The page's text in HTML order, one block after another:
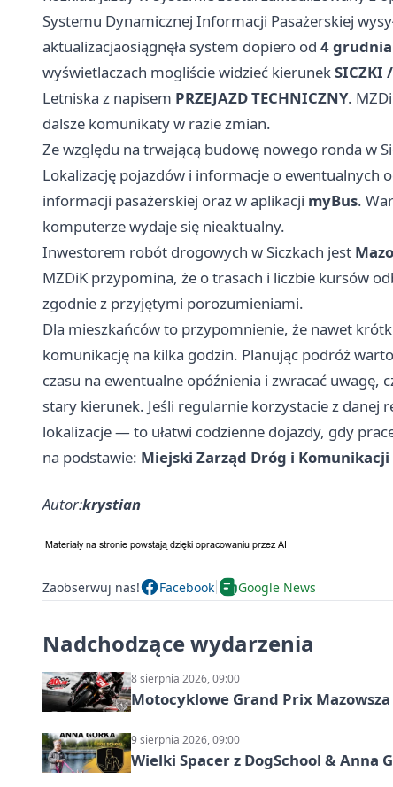
Systemu Dynamicznej Informacji Pasażerskiej
aktualizacjaosiągnęła system dopiero od 4 grudnia
wyświetlaczach mogliście widzieć kierunekSICZKI
Letniska z napisem PRZEJAZD TECHNICZNY.
dalsze komunikaty w razie zmian.
Ze względu na trwającą budowę nowego ronda w
Lokalizację pojazdów i informacje o ewentualnych
informacji pasażerskiej oraz w aplikacji myBus.
komputerze wydaje się nieaktualny.
Inwestorem robót drogowych w Siczkach jest
MZDiK przypomina, że o trasach i liczbie kursów
zgodnie z przyjętymi porozumieniami.
Dla mieszkańców to przypomnienie, że nawet
komunikację na kilka godzin. Planując podróż
czasu na ewentualne opóźnienia i zwracać uwagę,
stary kierunek. Jeśli regularnie korzystacie z danej
lokalizacje — to ułatwi codzienne dojazdy, gdy
na podstawie: Miejski Zarząd Dróg i Komunikacji
Autor:krystian
Zaobserwuj nas! Facebook Google News
Nadchodzące wydarzenia
8 sierpnia 2026, 09:00
Motocyklowe Grand Prix
9 sierpnia 2026, 09:00
Wielki Spacer z DogSchool & Anna